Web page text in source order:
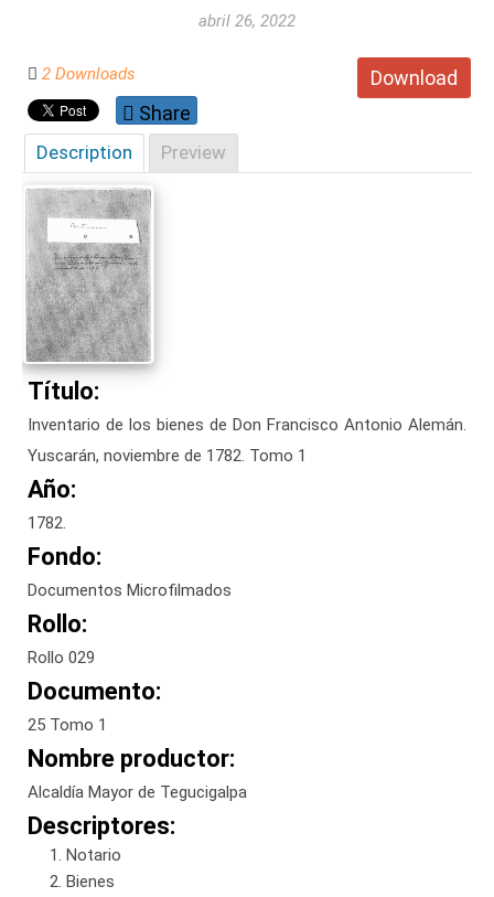
abril 26, 2022
Download
2 Downloads
Share
Description Preview
Título:
Inventario de los bienes de Don Francisco Antonio Alemán.
Yuscarán, noviembre de 1782. Tomo 1
Año:
1782.
Fondo:
Documentos Microfilmados
Rollo:
Rollo 029
Documento:
25 Tomo 1
Nombre productor:
Alcaldía Mayor de Tegucigalpa
Descriptores:
Notario
Bienes